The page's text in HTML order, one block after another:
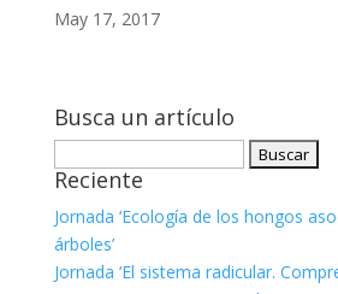
May 17, 2017
Busca un artículo
Reciente
Jornada ‘Ecología de los hongos
árboles’
Jornada ‘El sistema radicular.